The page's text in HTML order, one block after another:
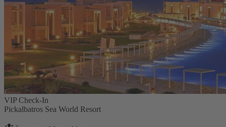
VIP Check-In
Pickalbatros Sea World Resort